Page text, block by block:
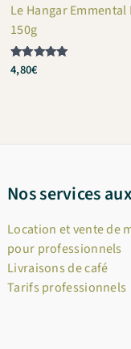
Le Hangar Emmental
150g
Note
5
4,80€
Nos services
Location et vente de
pour professionnels
Livraisons de café
Tarifs professionnels